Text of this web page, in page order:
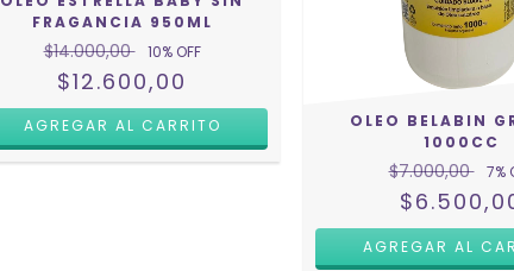
FRAGANCIA 950ML
$14.000,00 10% OFF
$12.600,00
OLEO BELABIN
1000CC
$7.000,00 7%